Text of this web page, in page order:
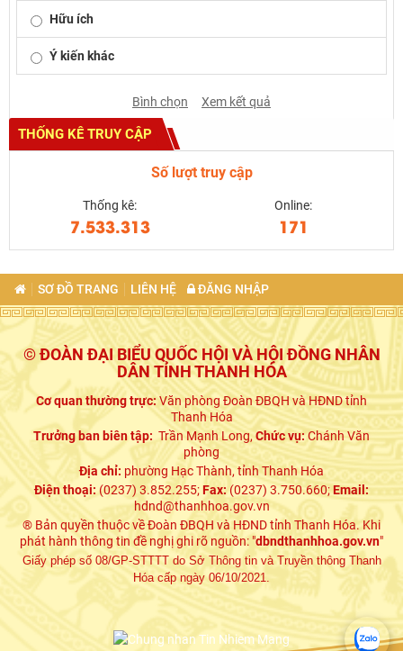
Hữu ích
Ý kiến khác
Bình chọn Xem kết quả
THỐNG KÊ TRUY CẬP
Số lượt truy cập
Thống kê:
7.533.313
Online:
171
SƠ ĐỒ TRANG LIÊN HỆ ĐĂNG NHẬP
© ĐOÀN ĐẠI BIỂU QUỐC HỘI VÀ HỘI ĐỒNG NHÂN
DÂN TỈNH THANH HÓA
Cơ quan thường trực:Văn phòng Đoàn ĐBQH và HĐND tỉnh
Thanh Hóa
Trưởng ban biên tập: Trần Mạnh Long,Chức vụ:Chánh Văn
phòng
Địa chỉ: phường Hạc Thành, tỉnh Thanh Hóa
Điện thoại: (0237) 3.852.255;Fax:(0237) 3.750.660;Email:
hdnd@thanhhoa.gov.vn
® Bản quyền thuộc về Đoàn ĐBQH và HĐND tỉnh Thanh Hóa. Khi
phát hành thông tin đề nghị ghi rõ nguồn: "dbndthanhhoa.gov.vn"
Giấy phép số 08/GP-STTTT do Sở Thông tin và Truyền thông Thanh
Hóa cấp ngày 06/10/2021.